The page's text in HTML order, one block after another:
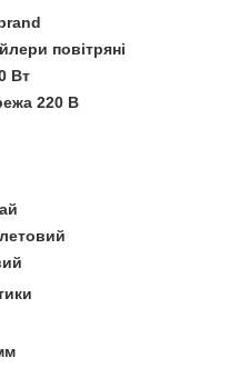
повітряні
Вт
220 В